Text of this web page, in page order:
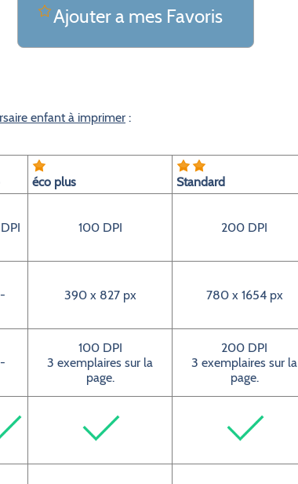
Ajouter a mes Favoris
enfant à imprimer :
éco plus Standard
100 DPI 200 DPI
- 390 x 827 px 780 x 1654 px
-
100 DPI
3 exemplaires sur la
page.
200 DPI
3 exemplaires sur la
page.